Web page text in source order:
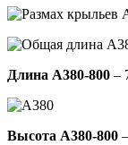
Длина A380-800 –
Высота A380-800